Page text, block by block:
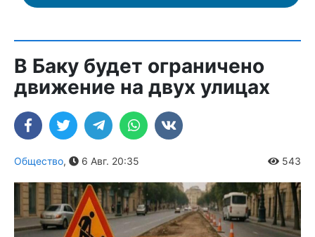
В Баку будет ограничено
движение на двух улицах
Общество, 6 Авг. 20:35 543